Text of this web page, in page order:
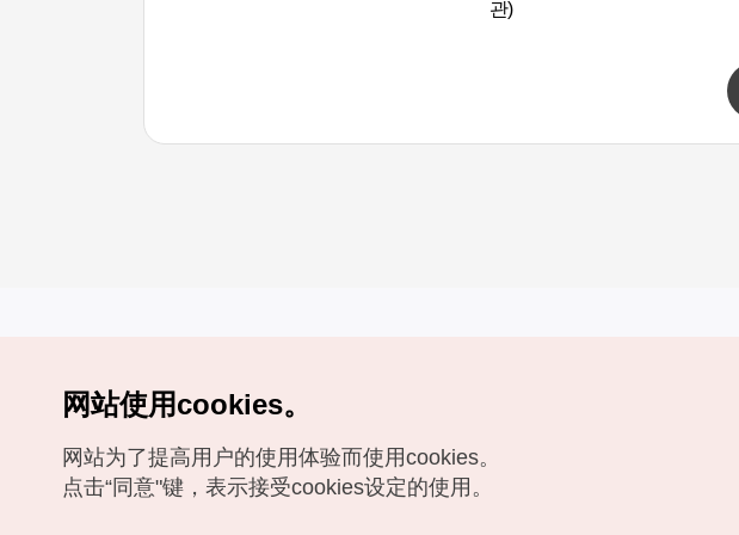
관)
如有相关疑问或建议，欢迎来信。VISITKOREA官方邮箱
chnsim@knto.or.kr
网站使用cookies。
网站为了提高用户的使用体验而使用cookies。
点击“同意"键，表示接受cookies设定的使用。